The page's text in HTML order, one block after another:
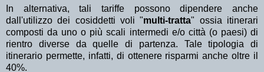
In alternativa, tali tariffe possono dipendere anche
dall'utilizzo dei cosiddetti voli "multi-tratta" ossia itinerari
composti da uno o più scali intermedi e/o città (o paesi) di
rientro diverse da quelle di partenza. Tale tipologia di
itinerario permette, infatti, di ottenere risparmi anche oltre il
40%.